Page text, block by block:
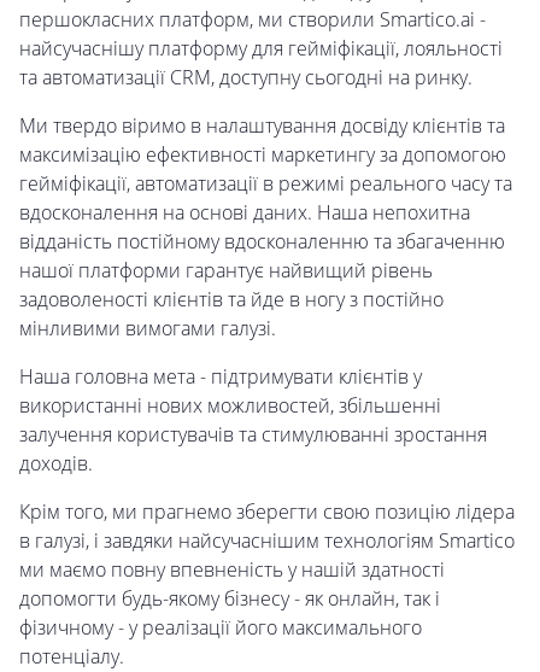
першокласних платформ, ми створили Smartico.ai -
найсучаснішу платформу для гейміфікації, лояльності
та автоматизації CRM, доступну сьогодні на ринку.
Ми твердо віримо в налаштування досвіду клієнтів та
максимізацію ефективності маркетингу за допомогою
гейміфікації, автоматизації в режимі реального часу та
вдосконалення на основі даних. Наша непохитна
відданість постійному вдосконаленню та збагаченню
нашої платформи гарантує найвищий рівень
задоволеності клієнтів та йде в ногу з постійно
мінливими вимогами галузі.
Наша головна мета - підтримувати клієнтів у
використанні нових можливостей, збільшенні
залучення користувачів та стимулюванні зростання
доходів.
Крім того, ми прагнемо зберегти свою позицію лідера
в галузі, і завдяки найсучаснішим технологіям Smartico
ми маємо повну впевненість у нашій здатності
допомогти будь-якому бізнесу - як онлайн, так і
фізичному - у реалізації його максимального
потенціалу.